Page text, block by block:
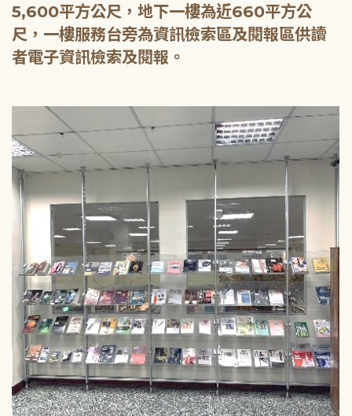
5,600平方公尺，地下一樓為近660平方公
尺，一樓服務台旁為資訊檢索區及閱報區供讀
者電子資訊檢索及閱報。